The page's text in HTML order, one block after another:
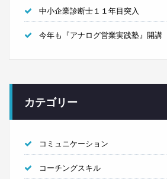
中小企業診断士１１年目突入
今年も『アナログ営業実践塾』開講
カテゴリー
コミュニケーション
コーチングスキル